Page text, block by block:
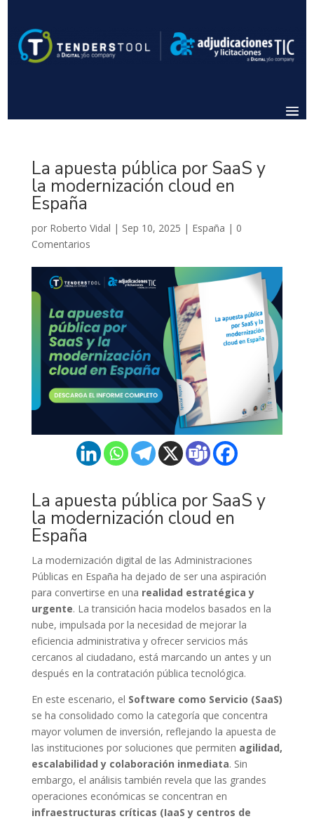
La apuesta pública por SaaS y
la modernización cloud en
España
por Roberto Vidal | Sep 10, 2025 | España | 0
Comentarios
La apuesta pública por SaaS y
la modernización cloud en
España
La modernización digital de las Administraciones
Públicas en España ha dejado de ser una aspiración
para convertirse en una realidad estratégica y
urgente. La transición hacia modelos basados en la
nube, impulsada por la necesidad de mejorar la
eficiencia administrativa y ofrecer servicios más
cercanos al ciudadano, está marcando un antes y un
después en la contratación pública tecnológica.
En este escenario, el Software como Servicio (SaaS)
se ha consolidado como la categoría que concentra
mayor volumen de inversión, reflejando la apuesta de
las instituciones por soluciones que permiten agilidad,
escalabilidad y colaboración inmediata. Sin
embargo, el análisis también revela que las grandes
operaciones económicas se concentran en
infraestructuras críticas (IaaS y centros de